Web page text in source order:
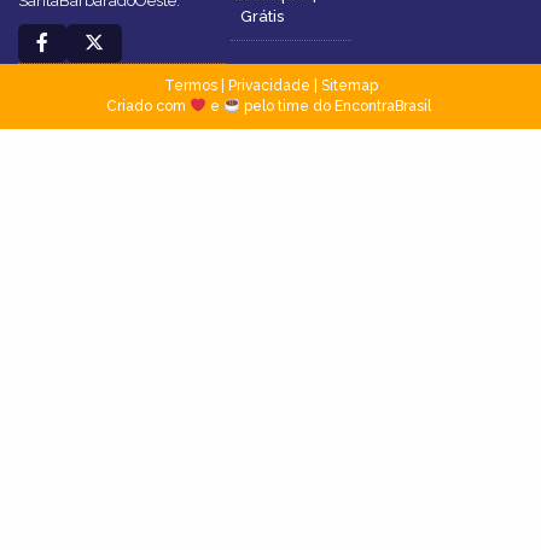
Grátis
Termos| Privacidade
Sitemap
Criado com
e pelo time do EncontraBrasil